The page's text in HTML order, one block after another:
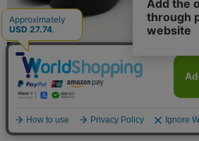
L'EQUIPE
フロントゴアショートブーツ
¥41,800
¥16,720
ADIEU
メッシ
¥21,780